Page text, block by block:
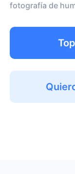
fotografía de